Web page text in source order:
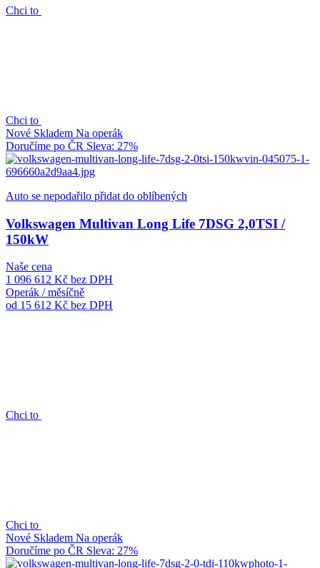
Chci to
Chci to
Nové Skladem Na operák
Doručíme po ČR Sleva: 27%
Auto se nepodařilo přidat do oblíbených
Volkswagen Multivan Long Life 7DSG 2,0TSI /
150kW
Naše cena
1 096 612 Kč bez DPH
Operák / měsíčně
od 15 612 Kč bez DPH
Chci to
Chci to
Nové Skladem Na operák
Doručíme po ČR Sleva: 27%